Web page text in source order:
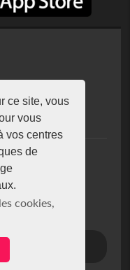
ce site, vous
vous
vos centres
de
cookies,